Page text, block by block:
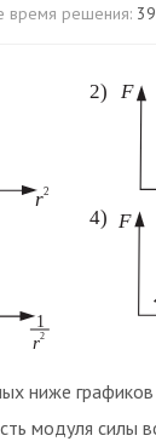
время решения:
ниже графиков
модуля силы